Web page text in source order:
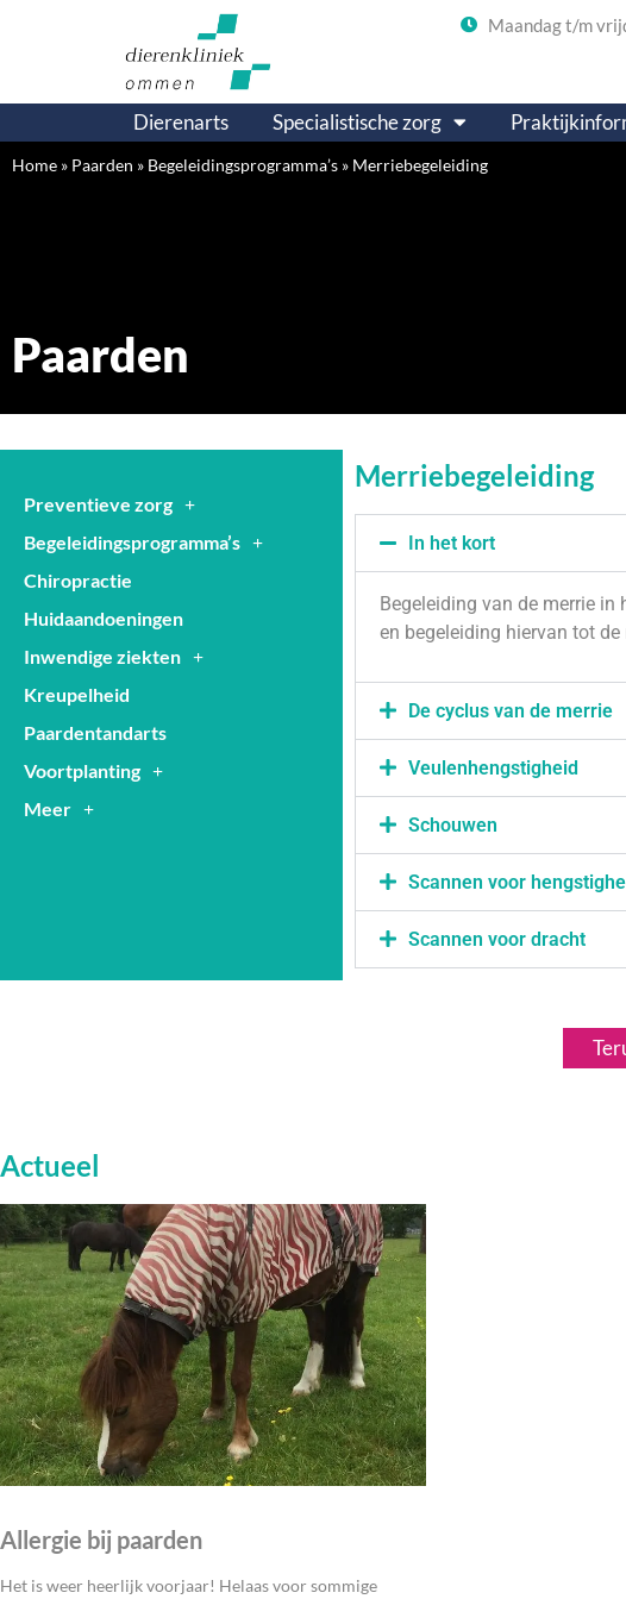
Maandag t/m
Dierenarts Specialistische zorg
Home » Paarden » Begeleidingsprogramma’s » Merriebegeleiding
Paarden
Preventieve zorg
Begeleidingsprogramma’s
Chiropractie
Huidaandoeningen
Inwendige ziekten
Kreupelheid
Paardentandarts
Voortplanting
Meer
Merriebegeleiding
In het kort
Begeleiding van de merrie
en begeleiding hiervan tot
De cyclus van de merrie
Veulenhengstigheid
Schouwen
Scannen voor
Scannen voor dracht
Actueel
Allergie bij paarden
Het is weer heerlijk voorjaar! Helaas voor sommige